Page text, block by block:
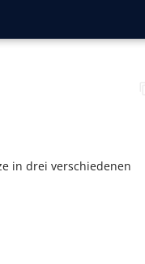
in drei verschiedenen